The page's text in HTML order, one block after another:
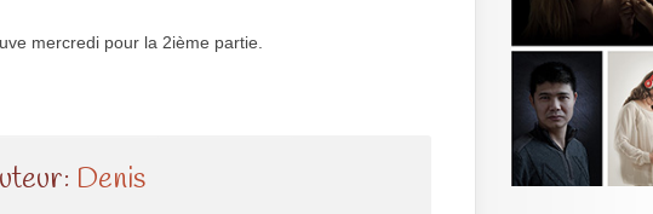
mercredi pour la 2ième partie.
Denis